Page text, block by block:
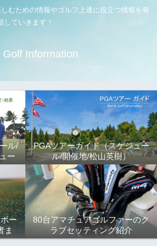
むための情報やゴルフ上達に役立つ情報を発
していきます！
Golf Information
ル/
ー
PGAツアーガイド（スケジュー
ル/開催地/松山英樹）
ー
ま
80台アマチュアゴルファーのク
ラブセッティング紹介